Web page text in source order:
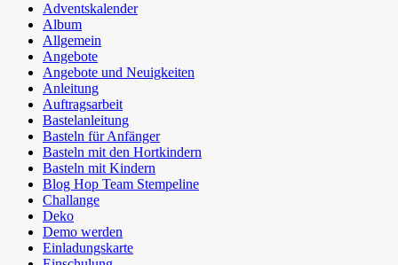
Adventskalender
Album
Allgemein
Angebote
Angebote und Neuigkeiten
Anleitung
Auftragsarbeit
Bastelanleitung
Basteln für Anfänger
Basteln mit den Hortkindern
Basteln mit Kindern
Blog Hop Team Stempeline
Challange
Deko
Demo werden
Einladungskarte